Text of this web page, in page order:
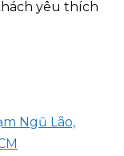
yêu thích
Ngũ Lão,